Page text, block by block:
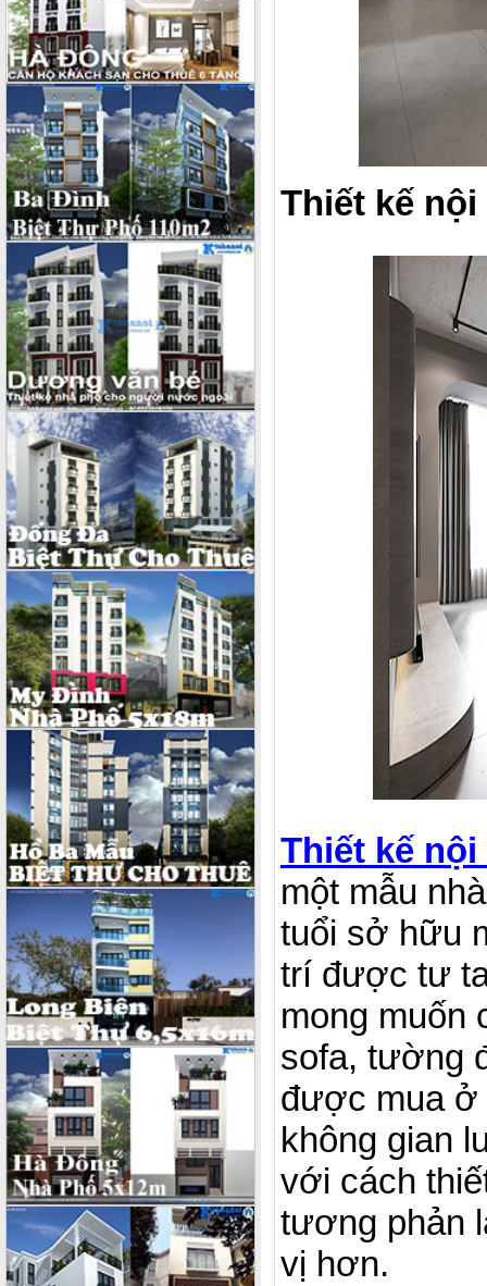
Thiết kế
Thiết kế nội
một mẫu
tuổi sở hữu
trí được tư
mong muốn
sofa, tường
được mua ở
không gian
với cách
tương phản
vị hơn.